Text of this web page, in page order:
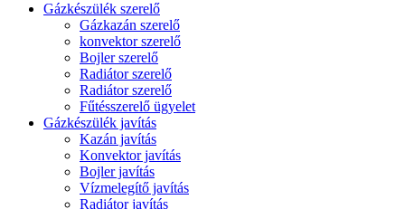
Gázkészülék szerelő
Gázkazán szerelő
konvektor szerelő
Bojler szerelő
Radiátor szerelő
Radiátor szerelő
Fűtésszerelő ügyelet
Gázkészülék javítás
Kazán javítás
Konvektor javítás
Bojler javítás
Vízmelegítő javítás
Radiátor javítás